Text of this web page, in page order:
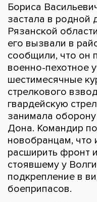
Бориса
застала в родной
Рязанской
его вызвали в
сообщили, что он
военно-пехотное
шестимесячные
стрелкового
гвардейскую
занимала
Дона. Командир
новобранцам,
расширить фронт
стоявшему у
подкрепление в
боеприпасов.